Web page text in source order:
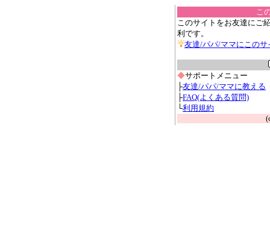
こ
このサイトをお友達にご
利です。
友達/パパ/ママにこのサ
◆サポートメニュー
├友達/パパ/ママに教える
├FAQ(よくある質問)
└利用規約